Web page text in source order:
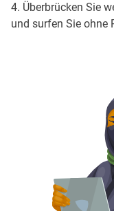
4. Überbrücken Sie
und surfen Sie ohne